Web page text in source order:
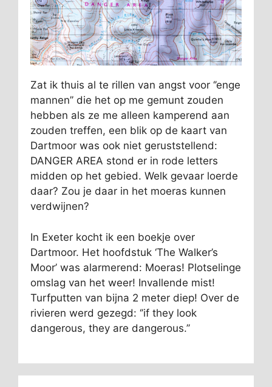
Zat ik thuis al te rillen van angst voor ‘’enge
mannen’’ die het op me gemunt zouden
hebben als ze me alleen kamperend aan
zouden treffen, een blik op de kaart van
Dartmoor was ook niet geruststellend:
DANGER AREA stond er in rode letters
midden op het gebied. Welk gevaar loerde
daar? Zou je daar in het moeras kunnen
verdwijnen?
In Exeter kocht ik een boekje over
Dartmoor. Het hoofdstuk ‘The Walker’s
Moor’ was alarmerend: Moeras! Plotselinge
omslag van het weer! Invallende mist!
Turfputten van bijna 2 meter diep! Over de
rivieren werd gezegd: ‘’if they look
dangerous, they are dangerous.’’